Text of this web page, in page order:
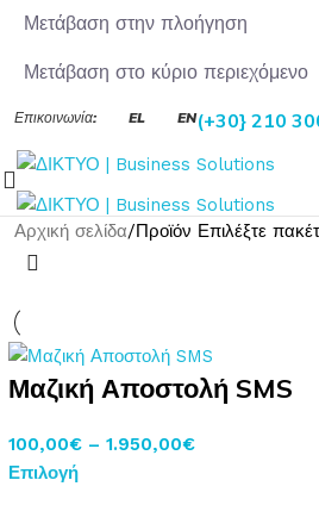
Μετάβαση στην πλοήγηση
Μετάβαση στο κύριο περιεχόμενο
Επικοινωνία: EL EN(+30} 210
Αρχική σελίδα/Προϊόν Επιλέξτε
Μαζική Αποστολή SMS
100,00€ – 1.950,00€
Επιλογή